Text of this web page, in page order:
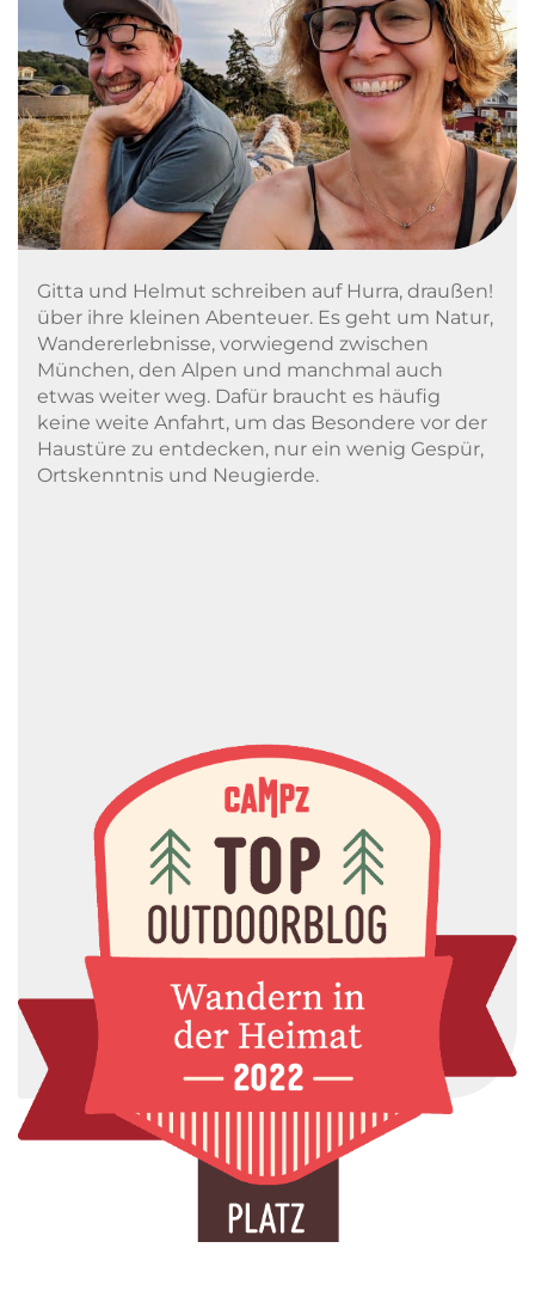
Gitta und Helmut schreiben auf Hurra, draußen!
über ihre kleinen Abenteuer. Es geht um Natur,
Wandererlebnisse, vorwiegend zwischen
München, den Alpen und manchmal auch
etwas weiter weg. Dafür braucht es häufig
keine weite Anfahrt, um das Besondere vor der
Haustüre zu entdecken, nur ein wenig Gespür,
Ortskenntnis und Neugierde.